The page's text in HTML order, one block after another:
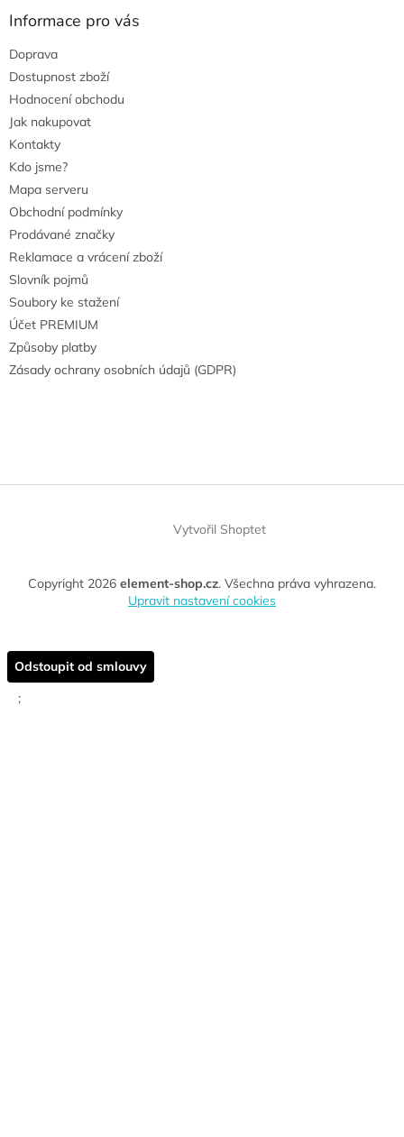
Informace pro vás
Doprava
Dostupnost zboží
Hodnocení obchodu
Jak nakupovat
Kontakty
Kdo jsme?
Mapa serveru
Obchodní podmínky
Prodávané značky
Reklamace a vrácení zboží
Slovník pojmů
Soubory ke stažení
Účet PREMIUM
Způsoby platby
Zásady ochrany osobních údajů (GDPR)
Vytvořil Shoptet
Copyright 2026 element-shop.cz. Všechna práva vyhrazena.
Upravit nastavení cookies
Odstoupit od smlouvy
;